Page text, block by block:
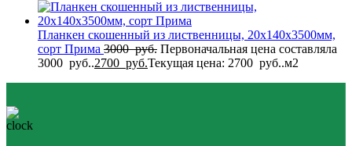
Планкен скошенный из лиственницы, 20x140x3500мм,
сорт Прима 3000руб. Первоначальная цена составляла
3000 руб..2700 руб.Текущая цена: 2700 руб..м2